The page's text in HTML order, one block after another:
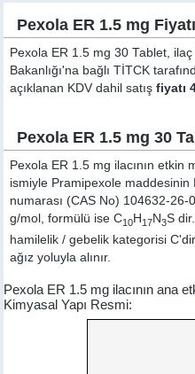
Pexola ER 1.5 mg Fiyatı
Pexola ER 1.5 mg 30 Tablet,
Bakanlığı'na bağlı TİTCK
açıklanan KDV dahil satışfiyatı
Pexola ER 1.5 mg 30
Pexola ER 1.5 mg ilacının etkin
ismiyle Pramipexole maddesinin
numarası (CAS No) 104632-26-
g/mol, formülü ise C10H 17N3S
hamilelik / gebelik kategorisi
ağız yoluyla alınır.
Pexola ER 1.5 mg ilacının ana
Kimyasal Yapı Resmi: